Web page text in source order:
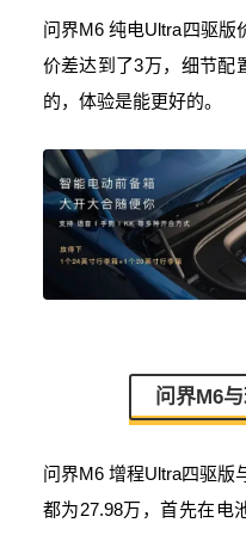
问界M6 纯电Ultra四驱版
价差达到了3万，细节配
的，体验是能更好的。
问界M6
问界M6 增程Ultra四驱版
都为27.98万，首先在电